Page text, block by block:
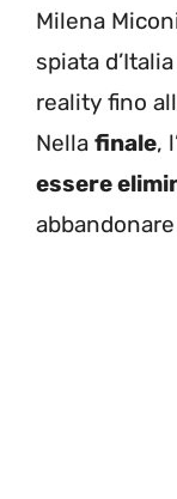
Milena
spiata
reality fino
Nella finale,
essere